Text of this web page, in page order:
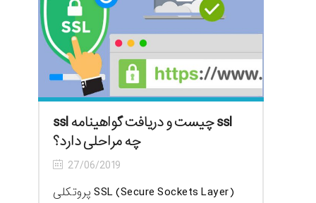
ssl چیست و دریافت گواهینامه ssl
چه مراحلی دارد؟
27/06/2019
(SSL (Secure Sockets Layer پروتکلی